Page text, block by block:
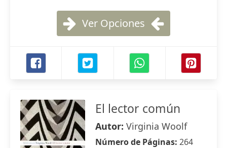
Ver Opciones
El lector común
Autor: Virginia Woolf
Número de Páginas: 264